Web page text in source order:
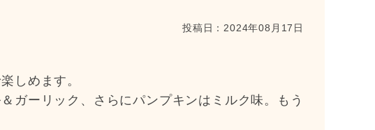
投稿日： 2024年08月17日
しめます。
ガーリック、さらにパンプキンはミルク味。もう